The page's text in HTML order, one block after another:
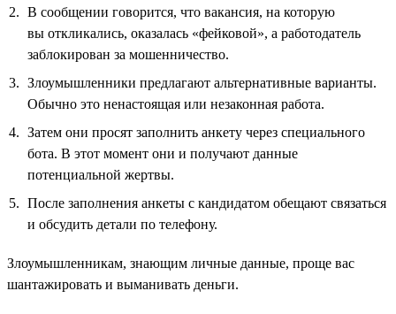
В сообщении говорится, что вакансия, на которую
вы откликались, оказалась «фейковой», а работодатель
заблокирован за мошенничество.
Злоумышленники предлагают альтернативные варианты.
Обычно это ненастоящая или незаконная работа.
Затем они просят заполнить анкету через специального
бота. В этот момент они и получают данные
потенциальной жертвы.
После заполнения анкеты с кандидатом обещают связаться
и обсудить детали по телефону.
Злоумышленникам, знающим личные данные, проще вас
шантажировать и выманивать деньги.